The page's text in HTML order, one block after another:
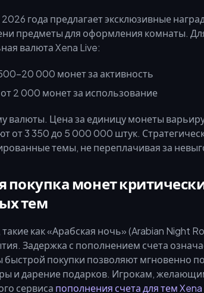
года предлагает эксклюзивные
предметы для оформления комнаты. Для
валюта Xena Live:
000 монет за активность
от 2 000 монет за использование
валюты. Цена за единицу монеты
от 3 350 до 5 000 000 штук.
темы, не переплачивая за
покупка монет
тем
как «Арабская ночь» (Arabian Night
Задержка с пополнением счета
покупки позволяют мгновенно
и дарение подарков. Игрокам,
сервиса пополнения счета для тем Xena